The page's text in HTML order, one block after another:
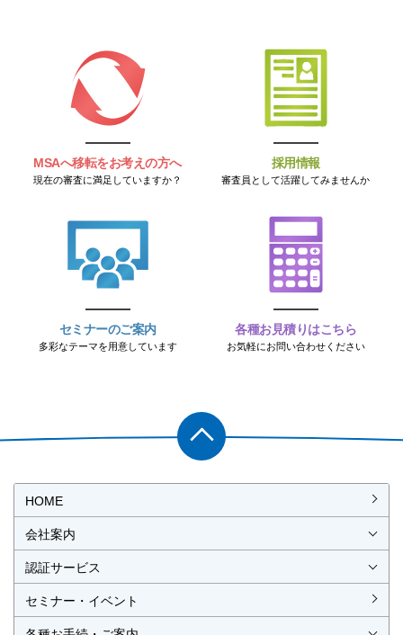
MSAへ移転をお考えの方へ
現在の審査に満足していますか？
採用情報
審査員として活躍してみませんか
セミナーのご案内
多彩なテーマを用意しています
各種お見積りはこちら
お気軽にお問い合わせください
HOME
会社案内
認証サービス
ISO認証（マネジメントシステム）
ISO 9001 （品質）
ISO 14001（環境）
ISO 55001（アセット）
ISO 45001（労働安全衛生）
ISO 27001（情報セキュリティ）
MSAの審査認証
ISOとは？
JIS製品認証
JIS製品認証の手続き
認証リスト
セミナー・イベント